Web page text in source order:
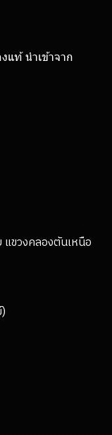
แท้ นำเข้าจาก
ขวงคลองตันเหนือ